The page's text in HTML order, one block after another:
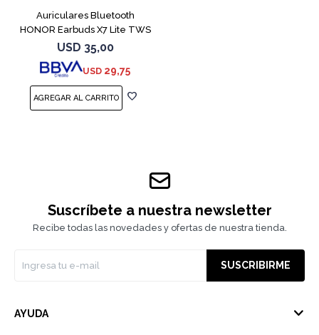
Auriculares Bluetooth
HONOR Earbuds X7 Lite TWS
White
USD 35,00
USD 29,75
Suscríbete a nuestra newsletter
Recibe todas las novedades y ofertas de nuestra tienda.
SUSCRIBIRME
AYUDA